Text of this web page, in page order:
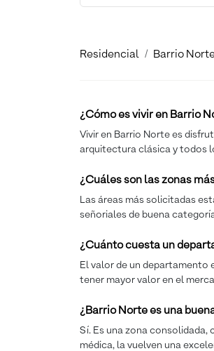
Residencial Barrio
¿Cómo es vivir en Barrio
Vivir en Barrio Norte es
arquitectura clásica y todos
¿Cuáles son las zonas
Las áreas más solicitadas
señoriales de buena
¿Cuánto cuesta un
El valor de un departamento
tener mayor valor en el
¿Barrio Norte es una
Sí. Es una zona
médica, la vuelven una